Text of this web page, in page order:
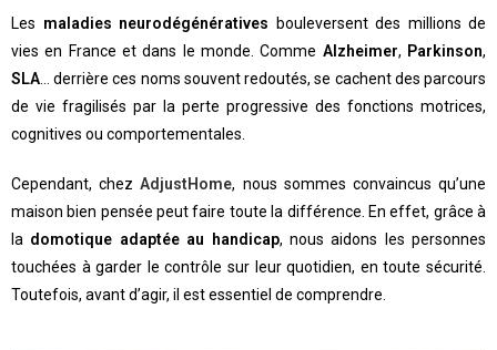
Les maladies neurodégénératives bouleversent des millions de
vies en France et dans le monde. Comme Alzheimer, Parkinson,
SLA … derrière ces noms souvent redoutés, se cachent des parcours
de vie fragilisés par la perte progressive des fonctions motrices,
cognitives ou comportementales.
Cependant, chezAdjustHome, nous sommes convaincus qu’une
maison bien pensée peut faire toute la différence. En effet, grâce à
la domotique adaptée au handicap, nous aidons les personnes
touchées à garder le contrôle sur leur quotidien, en toute sécurité.
Toutefois, avant d’agir, il est essentiel de comprendre.